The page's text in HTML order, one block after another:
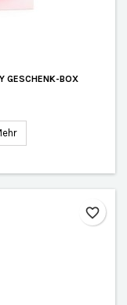
GESCHENK-BOX
favorite_border